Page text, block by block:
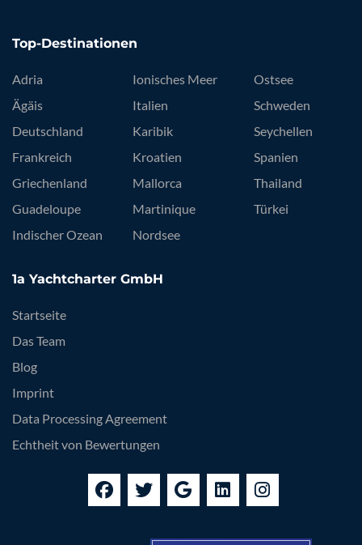
Top-Destinationen
Adria
Ägäis
Deutschland
Frankreich
Griechenland
Guadeloupe
Indischer Ozean
Ionisches Meer
Italien
Karibik
Kroatien
Mallorca
Martinique
Nordsee
Ostsee
Schweden
Seychellen
Spanien
Thailand
Türkei
1a Yachtcharter GmbH
Startseite
Das Team
Blog
Imprint
Data Processing Agreement
Echtheit von Bewertungen